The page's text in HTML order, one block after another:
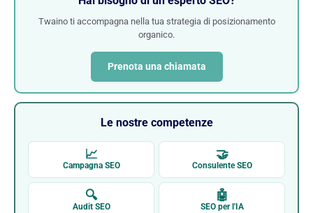
Twaino ti accompagna nella tua strategia di posizionamento
organico.
Prenota una chiamata
Le nostre competenze
📈
Campagna SEO
🤝
Consulente SEO
🔍
Audit SEO
🤖
SEO per l'IA